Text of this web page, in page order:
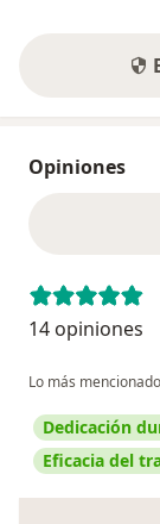
Opiniones
14 opiniones
Lo más
Dedicación
Eficacia del